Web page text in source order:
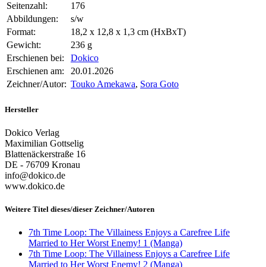
Seitenzahl:
176
Abbildungen:
s/w
Format:
18,2 x 12,8 x 1,3 cm (HxBxT)
Gewicht:
236 g
Erschienen bei:
Dokico
Erschienen am:
20.01.2026
Zeichner/Autor: Touko Amekawa, Sora Goto
Hersteller
Dokico Verlag
Maximilian Gottselig
Blattenäckerstraße 16
DE - 76709 Kronau
info@dokico.de
www.dokico.de
Weitere Titel dieses/dieser Zeichner/Autoren
7th Time Loop: The Villainess Enjoys a Carefree Life
Married to Her Worst Enemy! 1 (Manga)
7th Time Loop: The Villainess Enjoys a Carefree Life
Married to Her Worst Enemy! 2 (Manga)